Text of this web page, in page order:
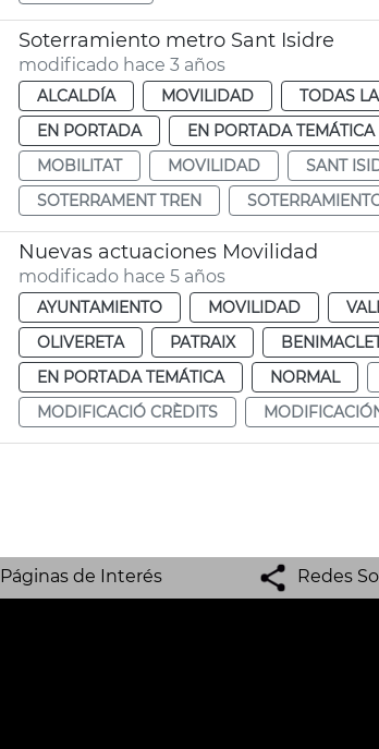
Soterramiento metro Sant Isidre
modificado hace 3 años
ALCALDÍA MOVILIDAD TODAS
EN PORTADA
EN PORTADA TEMÁTICA
MOBILITAT
MOVILIDAD SANT
SOTERRAMENT TREN
Nuevas actuaciones Movilidad
modificado hace 5 años
AYUNTAMIENTO MOVILIDAD
OLIVERETA
PATRAIX
EN PORTADA TEMÁTICA
NORMAL
MODIFICACIÓ CRÈDITS
Páginas de Interés Redes